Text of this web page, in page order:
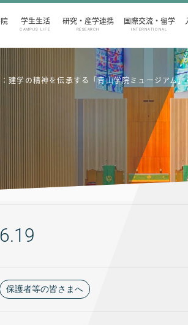
学生生活
CAMPUS LIFE
研究・産学連携
RESEARCH
国際交流・留学
INTERNATIONAL
：建学の精神を伝承する「青山学院ミュージア
保護者等の皆さまへ